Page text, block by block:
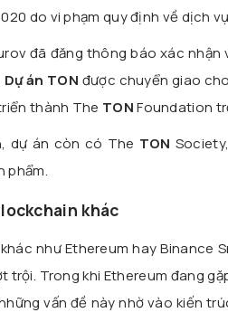
do vi phạm quy định về dịch
đã đăng thông báo xác
Dự án TON được chuyển giao
thành The TONFoundation
dự án còn có The TON
phẩm.
khác
như Ethereum hay Binance
Trong khi Ethereum đang
vấn đề này nhờ vào kiến